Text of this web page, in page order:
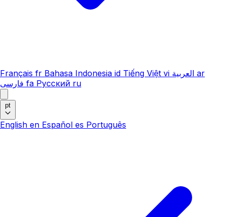
Français fr Bahasa Indonesia id Tiếng Việt vi العربية ar
فارسی fa Русский ru
pt
English en Español es Português